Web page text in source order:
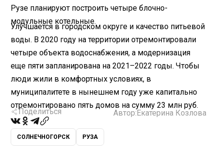
Рузе планируют построить четыре блочно-
модульные котельные.
Улучшается в городском округе и качество питьевой
воды. В 2020 году на территории отремонтировали
четыре объекта водоснабжения, а модернизация
еще пяти запланирована на 2021–2022 годы. Чтобы
люди жили в комфортных условиях, в
муниципалитете в нынешнем году уже капитально
отремонтировано пять домов на сумму 23 млн руб.
Поделиться Автор: Екатерина Козлова
СОЛНЕЧНОГОРСК РУЗА